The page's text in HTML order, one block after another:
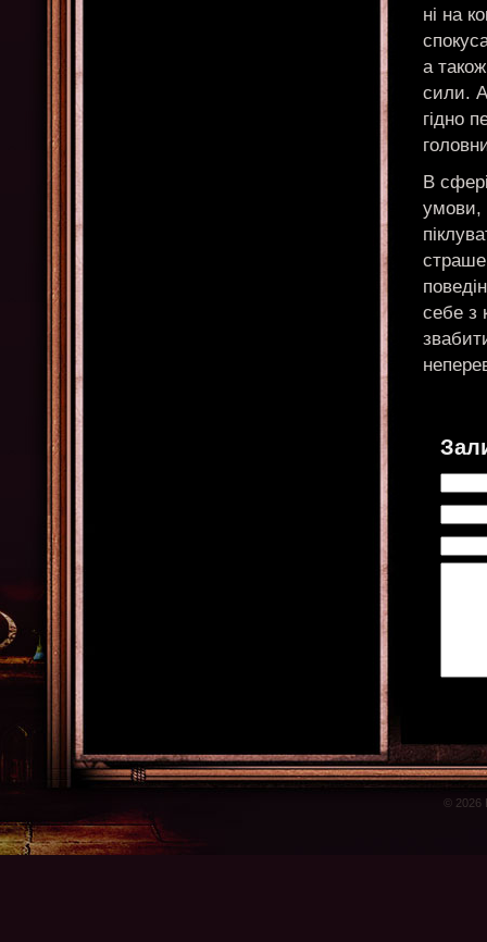
ні на
а
сили.
гідно
В
умови,
себе з
© 2026